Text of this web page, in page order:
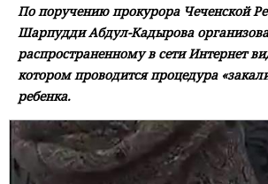
По поручению прокурора Чеченской
Шарпудди Абдул-Кадырова
распространенному в сети Интернет
котором проводится процедура
ребенка.